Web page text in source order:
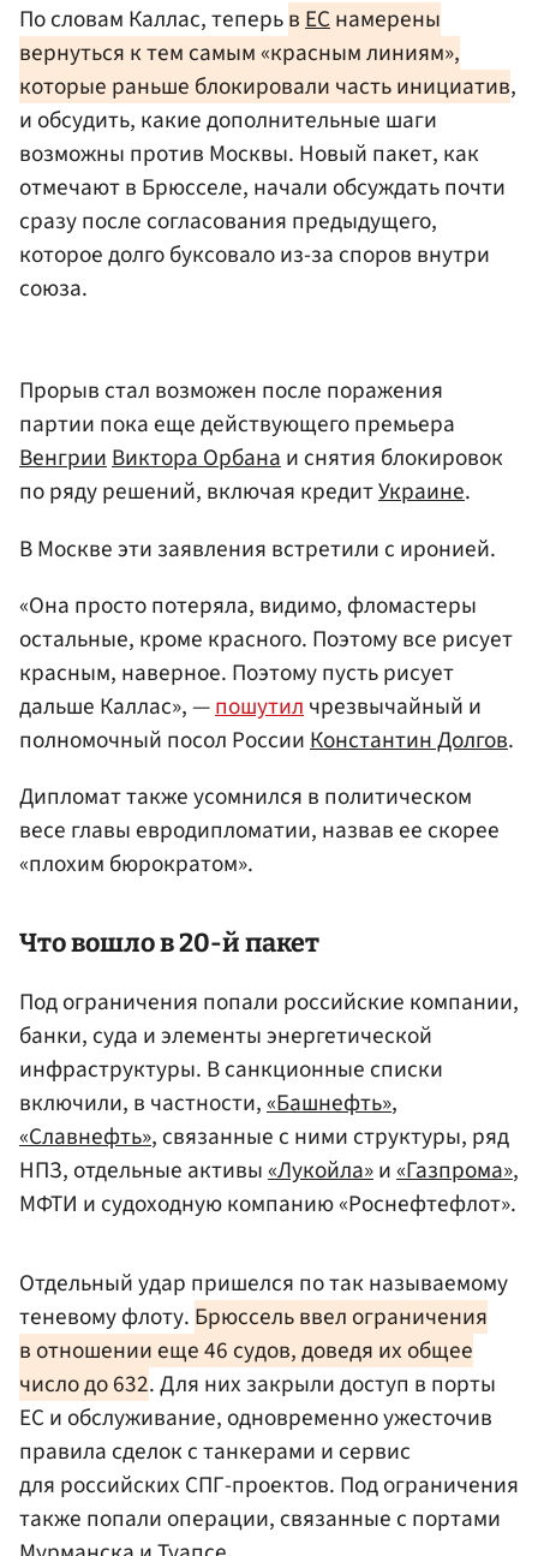
По словам Каллас, теперьвЕСнамерены
вернуться к тем самым «красным линиям»,
которые раньше блокировали часть инициатив,
и обсудить, какие дополнительные шаги
возможны против Москвы. Новый пакет, как
отмечают в Брюсселе, начали обсуждать почти
сразу после согласования предыдущего,
которое долго буксовало из-за споров внутри
союза.
Прорыв стал возможен после поражения
партии пока еще действующего премьера
ВенгрииВиктора Орбанаи снятия блокировок
по ряду решений, включая кредитУкраине.
В Москве эти заявления встретили с иронией.
«Она просто потеряла, видимо, фломастеры
остальные, кроме красного. Поэтому все рисует
красным, наверное. Поэтому пусть рисует
дальше Каллас», —пошутилчрезвычайный и
полномочный посол РоссииКонстантин Долгов.
Дипломат также усомнился в политическом
весе главы евродипломатии, назвав ее скорее
«плохим бюрократом».
Что вошло в 20-й пакет
Под ограничения попали российские компании,
банки, суда и элементы энергетической
инфраструктуры. В санкционные списки
включили, в частности,«Башнефть»,
«Славнефть», связанные с ними структуры, ряд
НПЗ, отдельные активы«Лукойла»и«Газпрома»,
МФТИ и судоходную компанию «Роснефтефлот».
Отдельный удар пришелся по так называемому
теневому флоту. Брюссель ввел ограничения
в отношении еще 46 судов, доведя их общее
число до 632. Для них закрыли доступ в порты
ЕС и обслуживание, одновременно ужесточив
правила сделок с танкерами и сервис
для российских СПГ-проектов. Под ограничения
также попали операции, связанные с портами